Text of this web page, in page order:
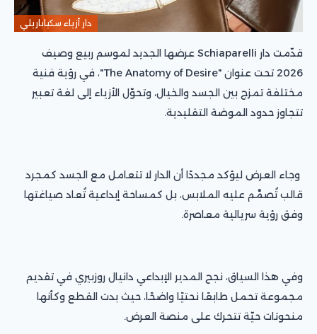
دار أزياء سكياباريلي
قدّمت دار Schiaparelli عرضها الجديد لموسم ربيع وصيف
2026 تحت عنوان "The Anatomy of Desire"، في رؤية فنية
مختلفة تمزج بين الجسد والخيال، وتحوّل الأزياء إلى لغة تعبير
تتجاوز حدود الموضة التقليدية.
وجاء العرض ليؤكد مجددًا أن الدار لا تتعامل مع الجسد كمجرد
قالب تُصمَّم عليه الملابس، بل كمساحة إبداعية تُعاد صياغتها
وفق رؤية سريالية معاصرة.
وفي هذا السياق، نجح المدير الإبداعي دانيال روزبيري في تقديم
مجموعة تحمل طابعًا نحتيًا واضحًا، حيث بدت القطع وكأنها
منحوتات حيّة تتحرك على منصة العرض.